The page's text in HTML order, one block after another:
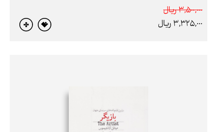
3,500,000 ريال
3,325,000 ريال